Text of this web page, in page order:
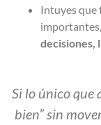
Intuyes que
decisiones,
Si lo único que
bien” sin